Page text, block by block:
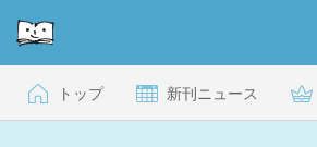
トップ 新刊ニュース